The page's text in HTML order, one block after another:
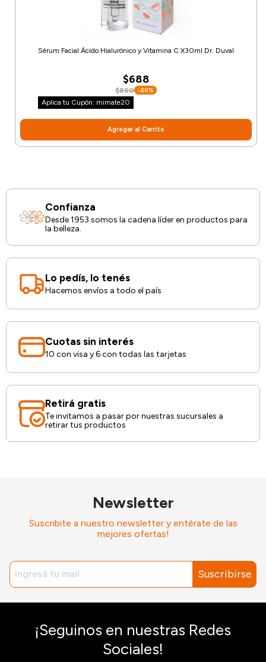
Sérum Facial Ácido Hialurónico y Vitamina C X30ml Dr. Duval
$688
$860 -20%
Aplica tu Cupón: mimate20
Agregar al Carrito
Confianza
Desde 1953 somos la cadena líder en productos para
la belleza.
Lo pedís, lo tenés
Hacemos envíos a todo el país
Cuotas sin interés
10 con visa y 6 con todas las tarjetas
Retirá gratis
Te invitamos a pasar por nuestras sucursales a
retirar tus productos
Newsletter
Suscribite a nuestro newsletter y entérate de las
mejores ofertas!
Suscribirse
¡Seguinos en nuestras Redes
Sociales!